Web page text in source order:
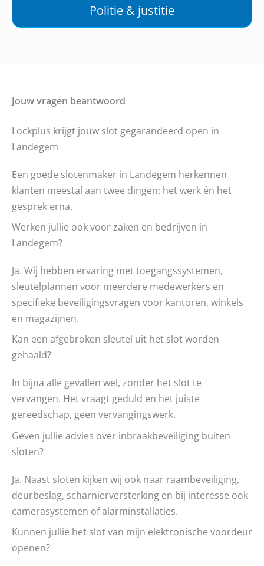
Politie & justitie
Jouw vragen beantwoord
Lockplus krijgt jouw slot gegarandeerd open in
Landegem
Een goede slotenmaker in Landegem herkennen
klanten meestal aan twee dingen: het werk én het
gesprek erna.
Werken jullie ook voor zaken en bedrijven in
Landegem?
Ja. Wij hebben ervaring met toegangssystemen,
sleutelplannen voor meerdere medewerkers en
specifieke beveiligingsvragen voor kantoren, winkels
en magazijnen.
Kan een afgebroken sleutel uit het slot worden
gehaald?
In bijna alle gevallen wel, zonder het slot te
vervangen. Het vraagt geduld en het juiste
gereedschap, geen vervangingswerk.
Geven jullie advies over inbraakbeveiliging buiten
sloten?
Ja. Naast sloten kijken wij ook naar raambeveiliging,
deurbeslag, scharnierversterking en bij interesse ook
camerasystemen of alarminstallaties.
Kunnen jullie het slot van mijn elektronische voordeur
openen?